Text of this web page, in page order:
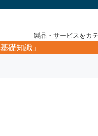
製品・サービスをカ
礎知識」